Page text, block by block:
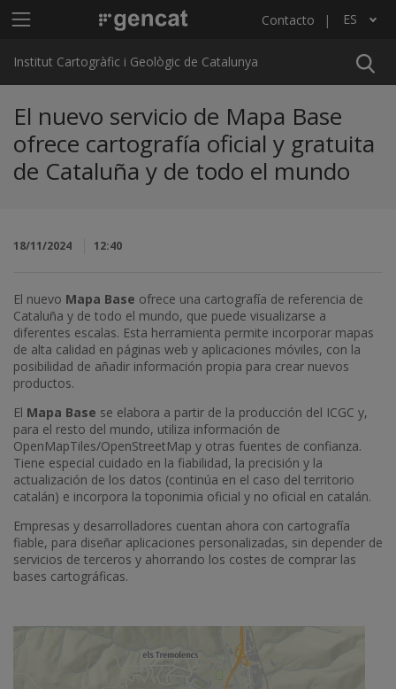
Menú principal ICGC Contacto ES
Lista adicional de acciones
Institut Cartogràfic i Geològic de Catalunya
El nuevo servicio de Mapa Base
ofrece cartografía oficial y gratuita
de Cataluña y de todo el mundo
18/11/2024 12:40
El nuevo Mapa Base ofrece una cartografía de referencia de
Cataluña y de todo el mundo, que puede visualizarse a
diferentes escalas. Esta herramienta permite incorporar mapas
de alta calidad en páginas web y aplicaciones móviles, con la
posibilidad de añadir información propia para crear nuevos
productos.
El Mapa Base se elabora a partir de la producción del ICGC y,
para el resto del mundo, utiliza información de
OpenMapTiles/OpenStreetMap y otras fuentes de confianza.
Tiene especial cuidado en la fiabilidad, la precisión y la
actualización de los datos (continúa en el caso del territorio
catalán) e incorpora la toponimia oficial y no oficial en catalán.
Empresas y desarrolladores cuentan ahora con cartografía
fiable, para diseñar aplicaciones personalizadas, sin depender de
servicios de terceros y ahorrando los costes de comprar las
bases cartográficas.